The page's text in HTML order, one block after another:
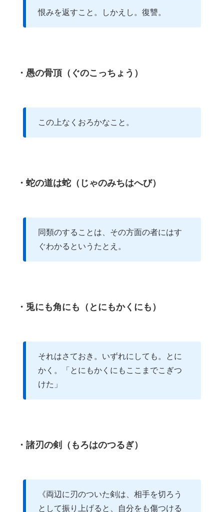
恨みを返すこと。しかえし。復讐。
・愚の骨頂（ぐのこっちょう）
この上なくおろかなこと。
・蛇の道は蛇（じゃのみちはへび）
同類のすることは、その方面の者にはす
ぐわかるというたとえ。
・兎にも角にも（とにもかくにも）
それはさておき。いずれにしても。とに
かく。「とにもかくにもここまでこぎつ
けた」
・諸刃の剣（もろはのつるぎ）
《両辺に刃のついた剣は、相手を切ろう
として振り上げると、自分をも傷つける